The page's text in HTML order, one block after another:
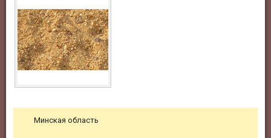
Минская область